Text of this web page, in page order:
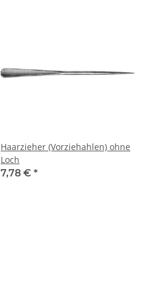
Haarzieher (Vorziehahlen) ohne
Loch
7,78 € *